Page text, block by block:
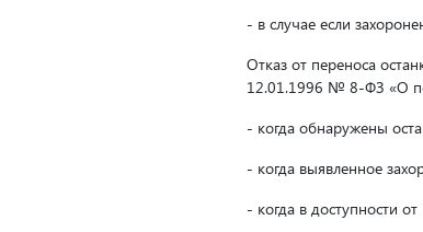
- в случае если
Отказ от переноса
12.01.1996 № 8-ФЗ «О
- когда обнаружены
- когда выявленное
- когда в доступности